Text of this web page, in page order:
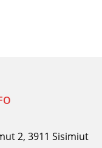
2, 3911 Sisimiut